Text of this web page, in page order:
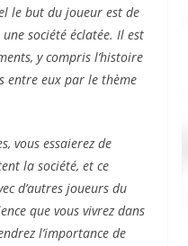
le but du joueur est de
société éclatée. Il est
y compris l’histoire
entre eux par le thème
vous essaierez de
la société, et ce
d’autres joueurs du
que vous vivrez dans
l’importance de